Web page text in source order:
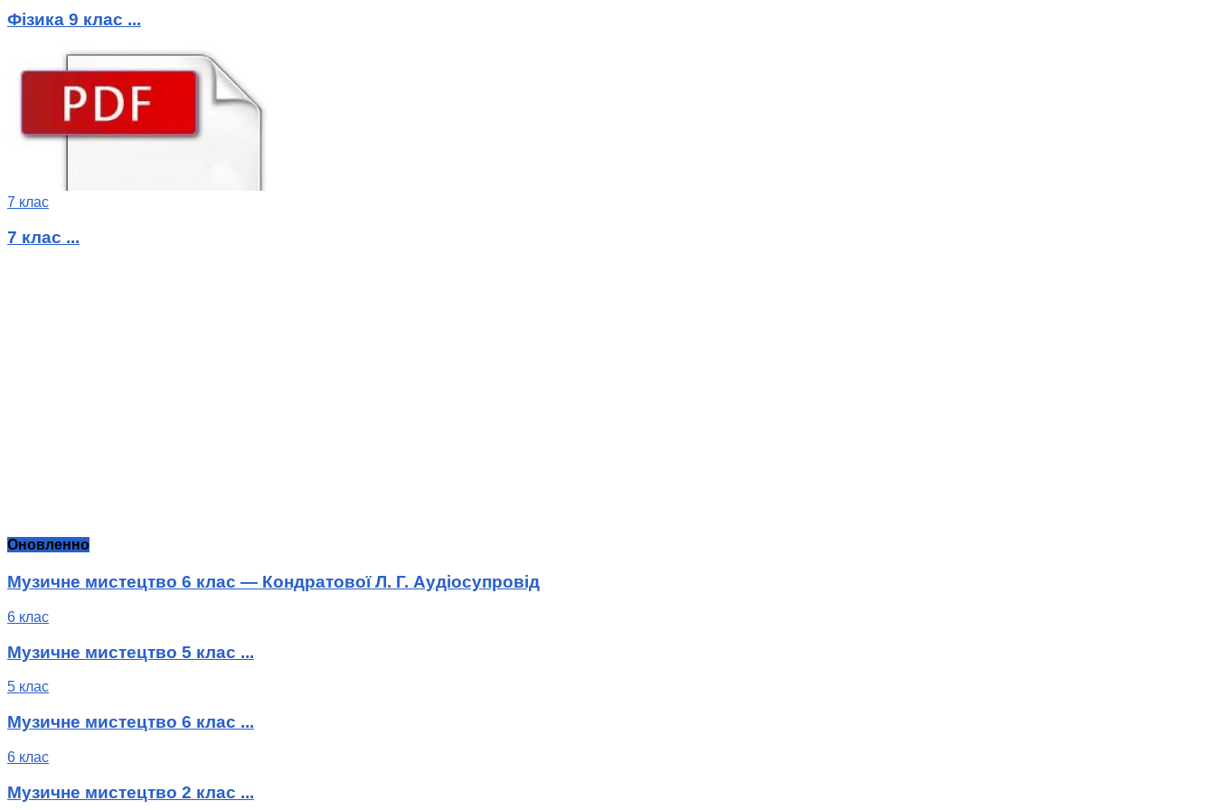
Фізика 9 клас ...
7 клас
7 клас ...
Оновленно
Музичне мистецтво 6 клас — Кондратової Л. Г. Аудіосупровід
6 клас
Музичне мистецтво 5 клас ...
5 клас
Музичне мистецтво 6 клас ...
6 клас
Музичне мистецтво 2 клас ...